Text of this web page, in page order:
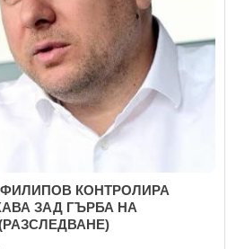
КОНТРОЛИРА
ЗАД ГЪРБА НА